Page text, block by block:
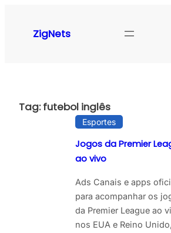
ZigNets
Tag:futebol inglês
Esportes
Jogos da Premier
ao vivo
Ads Canais e apps
para acompanhar os
da Premier League ao
nos EUA e Reino Unido,